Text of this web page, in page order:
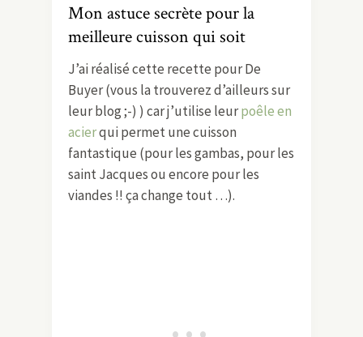
Mon astuce secrète pour la
meilleure cuisson qui soit
J’ai réalisé cette recette pour De
Buyer (vous la trouverez d’ailleurs sur
leur blog ;-) ) car j’utilise leurpoêle en
acierqui permet une cuisson
fantastique (pour les gambas, pour les
saint Jacques ou encore pour les
viandes !! ça change tout …).